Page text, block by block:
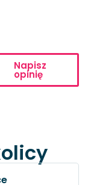
Napisz
opinię